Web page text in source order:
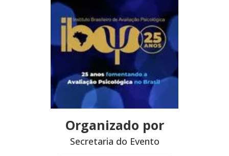
Organizado por
Secretaria do Evento